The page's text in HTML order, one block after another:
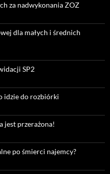
za nadwykonania ZOZ
dla małych i średnich
SP2
idzie do rozbiórki
jest przerażona!
po śmierci najemcy?